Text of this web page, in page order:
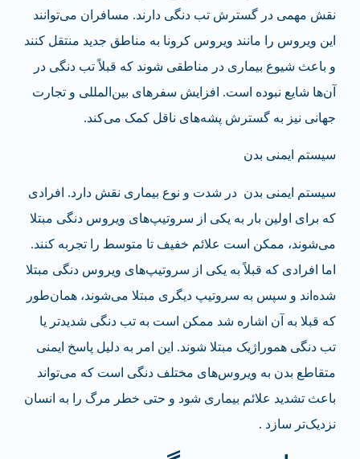
نقش مهمی در گسترش تب دنگی دارند. مسافران می‌توانند
این ویروس را مانند ویروس کرونا به مناطق جدید منتقل کنند
و باعث شیوع بیماری در مناطقی شوند که قبلاً تب دنگی در
آن‌ها شایع نبوده است. افزایش سفرهای بین‌المللی و تجارت
جهانی نیز به گسترش پشه‌های ناقل کمک می‌کند.
سیستم ایمنی بدن
سیستم ایمنی بدن در شدت و نوع بیماری نقش دارد. افرادی
که برای اولین بار به یکی از سروتیپ‌های ویروس دنگی مبتلا
می‌شوند، ممکن است علائم خفیف تا متوسط را تجربه کنند.
اما افرادی که قبلاً به یکی از سروتیپ‌های ویروس دنگی مبتلا
شده‌اند و سپس به سروتیپ دیگری مبتلا می‌شوند، همان‌طور
که قبلا به آن اشاره شد ممکن است به تب دنگی شدیدتر یا
تب دنگی هموراژیک مبتلا شوند. این امر به دلیل پاسخ ایمنی
متقاطع بدن به ویروس‌های مختلف دنگی است که می‌تواند
باعث تشدید علائم بیماری شود و حتی خطر مرگ را به انسان
نزدیک‌تر سازد .